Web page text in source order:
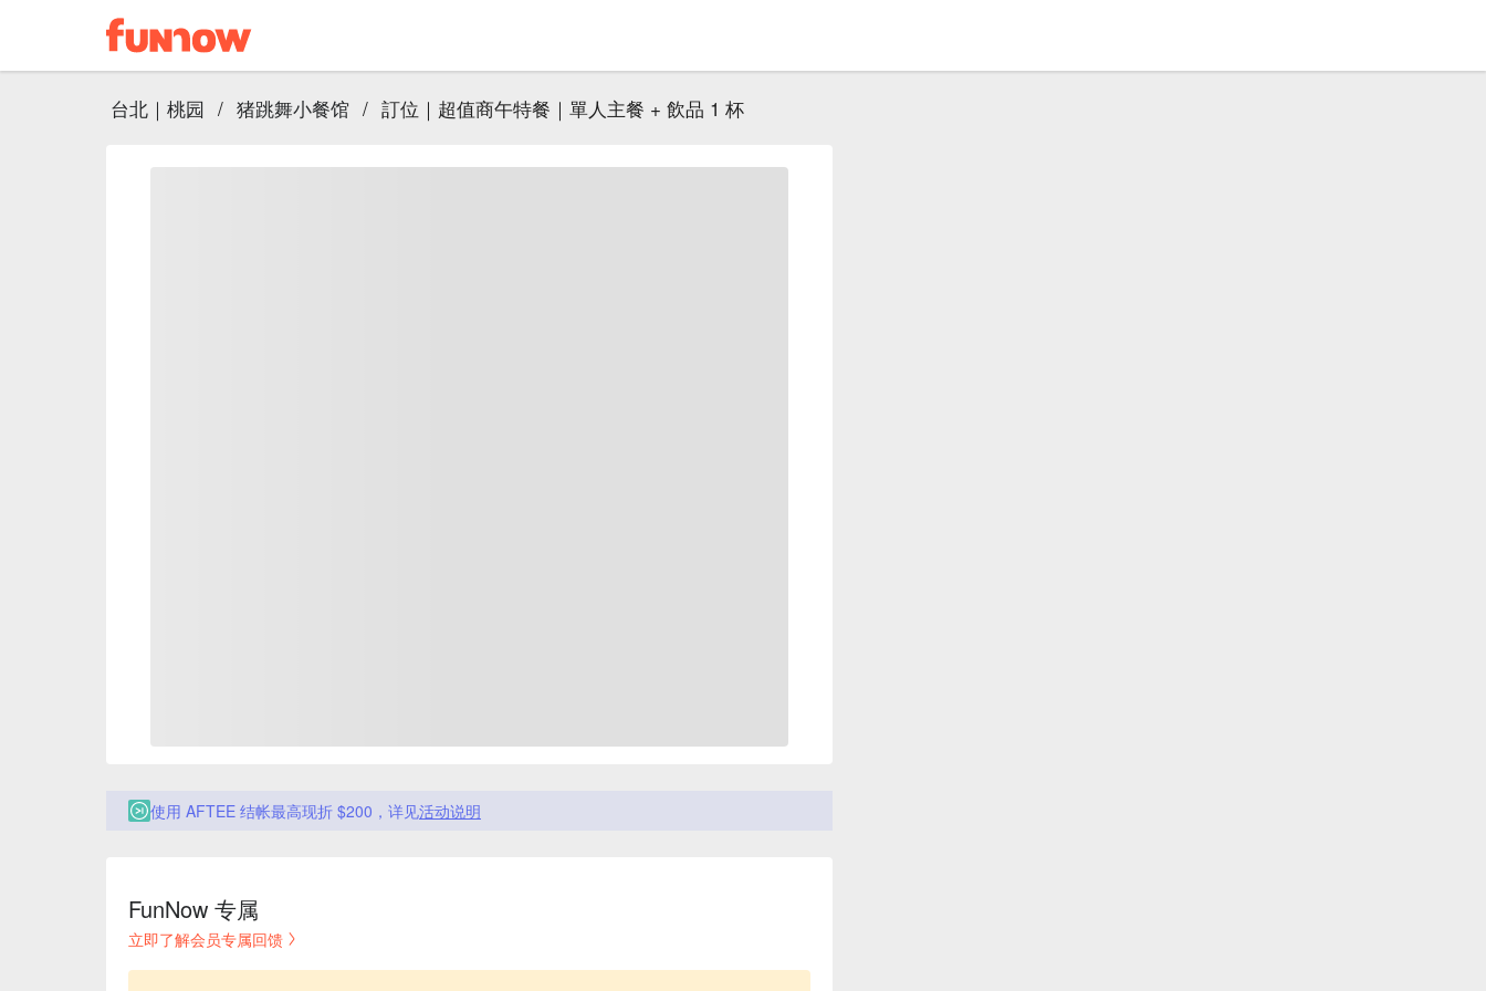
台北｜桃园 / 猪跳舞小餐馆 / 訂位｜超值商午特餐｜單人主餐 + 飲品 1 杯
使用 AFTEE 结帐最高现折 $200，详见活动说明
FunNow 专属
立即了解会员专属回馈